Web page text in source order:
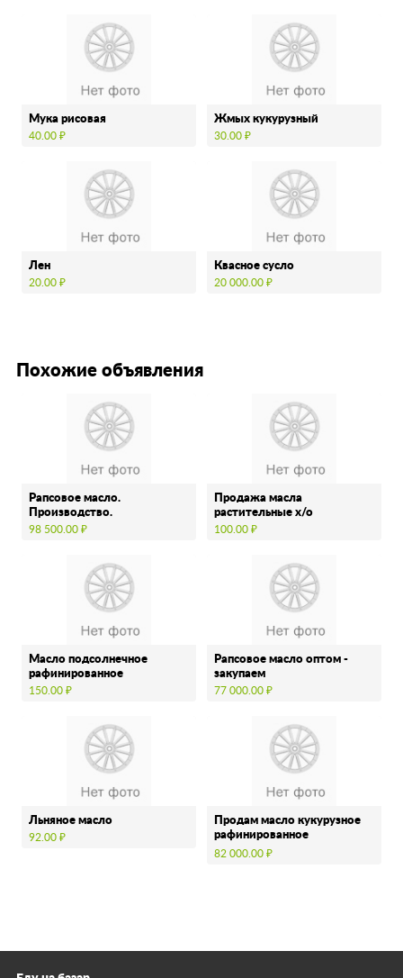
Мука рисовая
40.00 ₽
Жмых кукурузный
30.00 ₽
Лен
20.00 ₽
Квасное сусло
20 000.00 ₽
Похожие объявления
Рапсовое масло.
Производство.
98 500.00 ₽
Продажа масла
растительные х/о
100.00 ₽
Масло подсолнечное
рафинированное
150.00 ₽
Рапсовое масло оптом -
закупаем
77 000.00 ₽
Льняное масло
92.00 ₽
Продам масло кукурузное
рафинированное
дезодорированное
82 000.00 ₽